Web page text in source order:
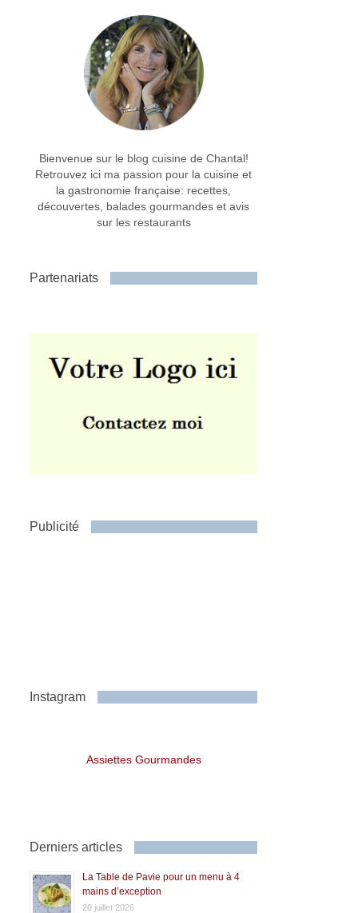
Bienvenue sur le blog cuisine de Chantal!
Retrouvez ici ma passion pour la cuisine et
la gastronomie française: recettes,
découvertes, balades gourmandes et avis
sur les restaurants
Partenariats
Publicité
Instagram
Assiettes Gourmandes
Derniers articles
La Table de Pavie pour un menu à 4
mains d’exception
20 juillet 2026